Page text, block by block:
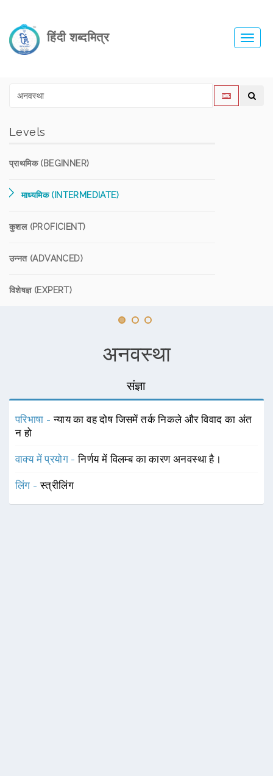
हिंदी शब्दमित्र
Levels
प्राथमिक (BEGINNER)
माध्यमिक (INTERMEDIATE)
कुशल (PROFICIENT)
उन्नत (ADVANCED)
विशेषज्ञ (EXPERT)
अनवस्था
संज्ञा
परिभाषा -न्याय का वह दोष जिसमें तर्क निकले और विवाद का अंत
न हो
वाक्य में प्रयोग -निर्णय में विलम्ब का कारण अनवस्था है।
लिंग -स्त्रीलिंग